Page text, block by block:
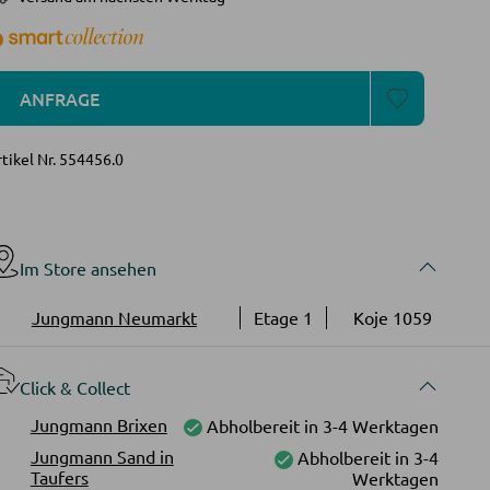
ANFRAGE
Nr. 554456.0
Im Store ansehen
Jungmann Neumarkt Etage 1 Koje 1059
Click & Collect
Jungmann Brixen
Abholbereit in 3-4 Werktagen
Jungmann Sand in
Taufers
Abholbereit in 3-4
Werktagen